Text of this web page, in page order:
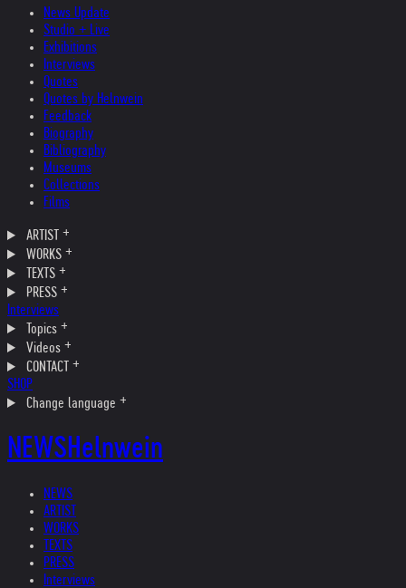
News Update
Studio + Live
Exhibitions
Interviews
Quotes
Quotes by Helnwein
Feedback
Biography
Bibliography
Museums
Collections
Films
ARTIST
WORKS
TEXTS
PRESS
Interviews
Topics
Videos
CONTACT
SHOP
Change language
NEWSHelnwein
NEWS
ARTIST
WORKS
TEXTS
PRESS
Interviews